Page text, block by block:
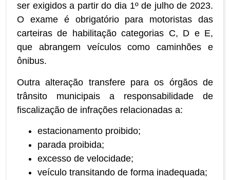
ser exigidos a partir do dia 1º de julho de 2023.
O exame é obrigatório para motoristas das
carteiras de habilitação categorias C, D e E,
que abrangem veículos como caminhões e
ônibus.
Outra alteração transfere para os órgãos de
trânsito municipais a responsabilidade de
fiscalização de infrações relacionadas a:
estacionamento proibido;
parada proibida;
excesso de velocidade;
veículo transitando de forma inadequada;